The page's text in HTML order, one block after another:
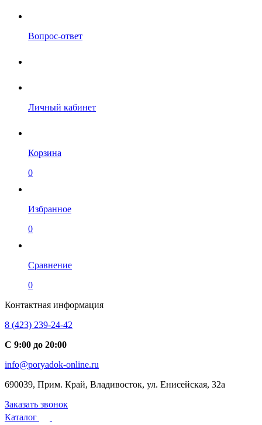
Вопрос-ответ
Личный кабинет
Корзина
0
Избранное
0
Сравнение
0
Контактная информация
8 (423) 239-24-42
С 9:00 до 20:00
info@poryadok-online.ru
690039, Прим. Край, Владивосток, ул. Енисейская, 32а
Заказать звонок
Каталог